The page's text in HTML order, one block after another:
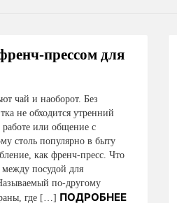
прессом для
чай и наоборот. Без
не обходится утренний
или общение с
столь популярно в быту
как френч-пресс. Что
между посудой для
по-другому
где […] ПОДРОБНЕЕ